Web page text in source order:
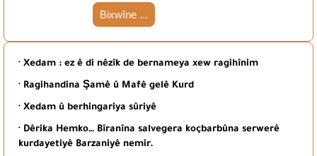
Bixwîne ...
· Xedam : ez ê di nêzîk de bernameya xew ragihînim
· Ragihandina Şamê û Mafê gelê Kurd
· Xedam û berhingariya sûriyê
· Dêrika Hemko… Bîranîna salvegera koçbarbûna serwerê
kurdayetiyê Barzaniyê nemir.